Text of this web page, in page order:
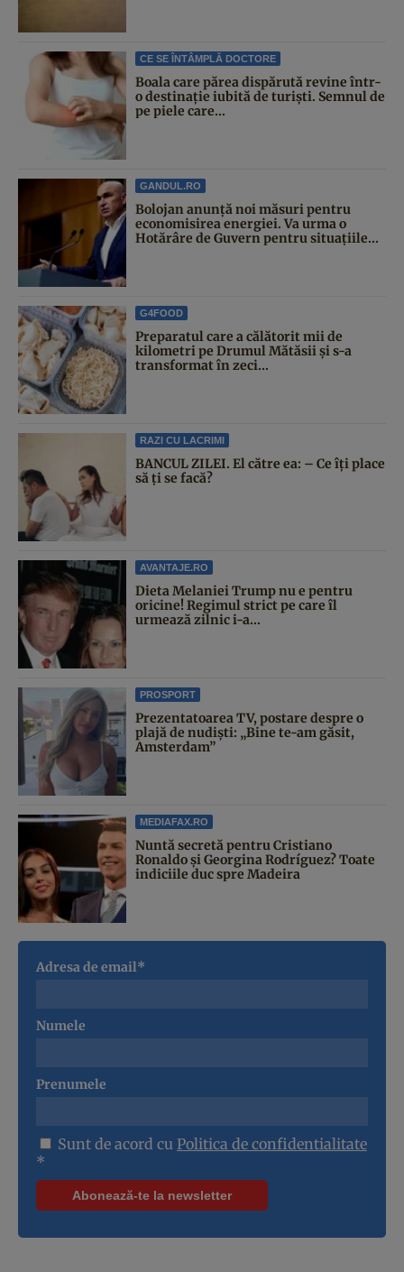
CE SE ÎNTÂMPLĂ DOCTORE
Boala care părea dispărută revine într-
o destinație iubită de turiști. Semnul de
pe piele care...
GANDUL.RO
Bolojan anunță noi măsuri pentru
economisirea energiei. Va urma o
Hotărâre de Guvern pentru situațiile...
G4FOOD
Preparatul care a călătorit mii de
kilometri pe Drumul Mătăsii și s-a
transformat în zeci...
RAZI CU LACRIMI
BANCUL ZILEI. El către ea: – Ce îți place
să ți se facă?
AVANTAJE.RO
Dieta Melaniei Trump nu e pentru
oricine! Regimul strict pe care îl
urmează zilnic i-a...
PROSPORT
Prezentatoarea TV, postare despre o
plajă de nudiști: „Bine te-am găsit,
Amsterdam”
MEDIAFAX.RO
Nuntă secretă pentru Cristiano
Ronaldo și Georgina Rodríguez? Toate
indiciile duc spre Madeira
Adresa de email*
Numele
Prenumele
Sunt de acord cu Politica de confidentialitate
*